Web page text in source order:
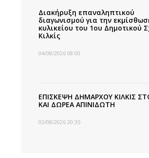
Διακήρυξη επαναληπτικού
διαγωνισμού για την
κυλικείου του 1ου Δημοτικού
Κιλκίς
04/08/2026 08:00
ΕΠΙΣΚΕΨΗ ΔΗΜΑΡΧΟΥ ΚΙΛΚΙΣ
ΚΑΙ ΔΩΡΕΑ ΑΠΙΝΙΔΩΤΗ
03/08/2026 20:35